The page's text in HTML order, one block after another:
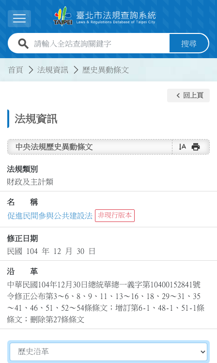
展開選單
全站查詢關鍵字欄位 搜尋
首頁 法規資訊 歷史異動條文
法規資訊
keyboard_arrow_left 回上頁
中央法規歷史異動條文 text_rotate_vertical print
法規類別
財政及主計類
名 稱
促進民間參與公共建設法
非現行版本
修正日期
民國 104 年 12 月 30 日
沿 革
中華民國104年12月30日總統華總一義字第10400152841號
令修正公布第3～6、8、9、11、13～16、18、29～31、35
～41、46、51、52～54條條文；增訂第6-1、48-1、51-1條
條文；刪除第27條條文
切換選擇法規資訊內容